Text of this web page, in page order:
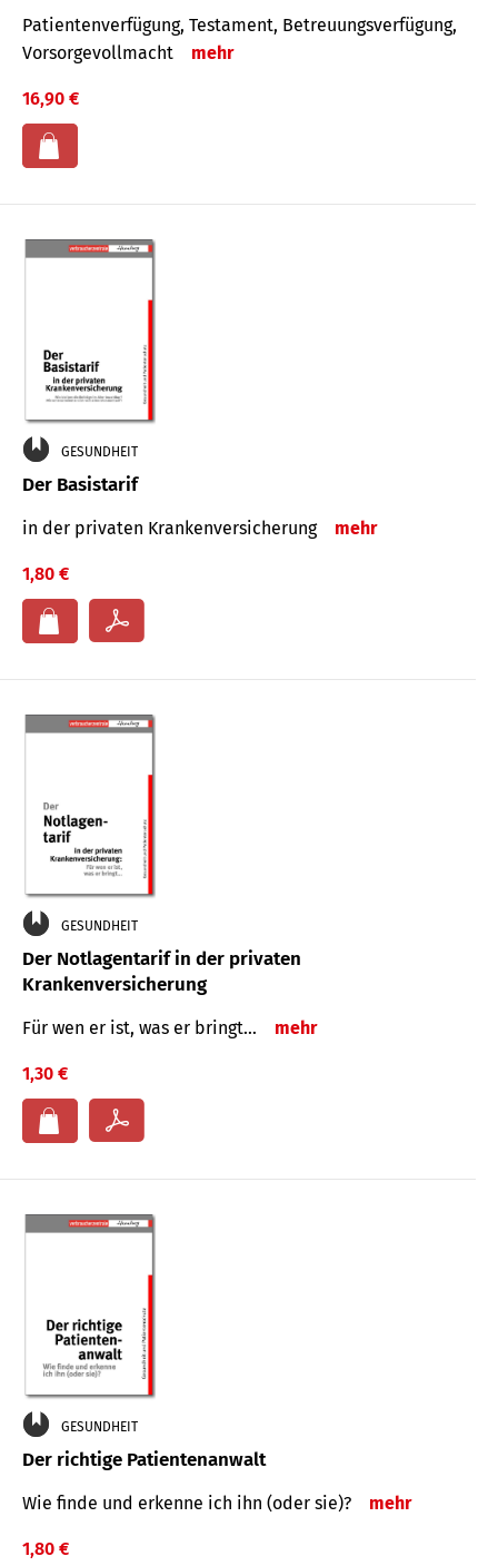
Patienten­ver­fügung, Testa­ment, Be­treuungs­verfü­gung,
Vor­sorge­voll­macht
mehr
16,90 €
GESUNDHEIT
Der Basistarif
in der privaten Kran­ken­ver­siche­rung mehr
1,80 €
GESUNDHEIT
Der Notlagentarif in der privaten
Krankenversicherung
Für wen er ist, was er bringt… mehr
1,30 €
GESUNDHEIT
Der richtige Patientenanwalt
Wie finde und erkenne ich ihn (oder sie)? mehr
1,80 €